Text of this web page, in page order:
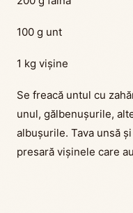
100 g unt
1 kg vișine
Se freacă untul cu
unul, gălbenușurile,
albușurile. Tava unsă
presară vișinele care